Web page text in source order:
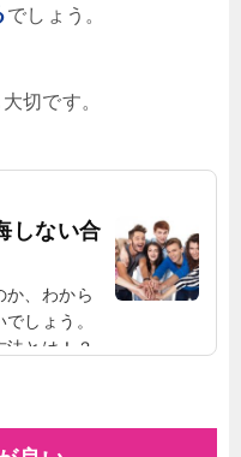
でしょう。
切です。
しない合
か、わから
しょう。
法とは！？
絶対後悔し